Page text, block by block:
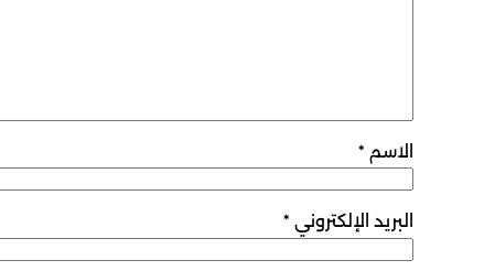
الاسم *
البريد الإلكتروني *